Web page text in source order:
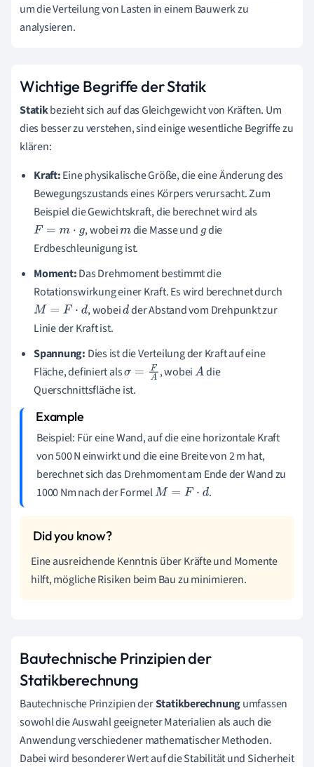
um die Verteilung von Lasten in einem Bauwerk zu
analysieren.
Wichtige Begriffe der Statik
Statikbezieht sich auf das Gleichgewicht von Kräften. Um
dies besser zu verstehen, sind einige wesentliche Begriffe zu
klären:
Kraft:Eine physikalische Größe, die eine Änderung des
Bewegungszustands eines Körpers verursacht. Zum
Beispiel die Gewichtskraft, die berechnet wird als
F= m⋅ g , wobeimdie Masse undgdie
Erdbeschleunigung ist.
Moment:Das Drehmoment bestimmt die
Rotationswirkung einer Kraft. Es wird berechnet durch
M= F⋅d , wobeidder Abstand vom Drehpunkt zur
Linie der Kraft ist.
Spannung: Dies ist die Verteilung der Kraft auf eine
Fläche, definiert alsσ=FA , wobeiA die
Querschnittsfläche ist.
Beispiel: Für eine Wand, auf die eine horizontale Kraft
von 500 N einwirkt und die eine Breite von 2 m hat,
berechnet sich das Drehmoment am Ende der Wand zu
1000 Nm nach der FormelM= F⋅d .
Eine ausreichende Kenntnis über Kräfte und Momente
hilft, mögliche Risiken beim Bau zu minimieren.
Bautechnische Prinzipien der
Statikberechnung
Bautechnische Prinzipien derStatikberechnungumfassen
sowohl die Auswahl geeigneter Materialien als auch die
Anwendung verschiedener mathematischer Methoden.
Dabei wird besonderer Wert auf die Stabilität und Sicherheit